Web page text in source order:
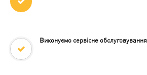
Виконуємо сервісне обслуговування